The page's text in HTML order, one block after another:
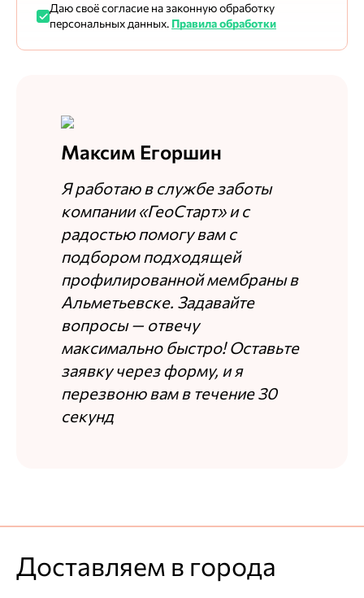
Даю своё согласие на законную обработку
персональных данных. Правила обработки
Максим Егоршин
Я работаю в службе заботы
компании «ГеоСтарт» и с
радостью помогу вам с
подбором подходящей
профилированной мембраны в
Альметьевске. Задавайте
вопросы — отвечу
максимально быстро! Оставьте
заявку через форму, и я
перезвоню вам в течение 30
секунд
Доставляем в города